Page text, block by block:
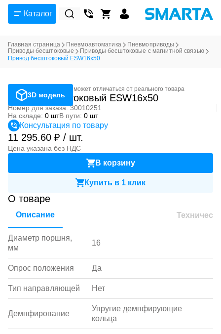
Каталог
Главная страница Пневмоавтоматика
Пневмоприводы
Приводы бесштоковые
Приводы бесштоковые с магнитной связью
Привод бесштоковый ESW16x50
3D модель
Фотография может отличаться от реального товара
Привод бесштоковый ESW16x50
Номер для заказа: 30010251
На складе: 0 штВ пути: 0 шт
Консультация по товару
11 295.60 ₽ / шт.
Цена указана без НДС
В корзину
Купить в 1 клик
О товаре
Описание
Диаметр поршня,
мм
16
Опрос положения Да
Тип направляющей Нет
Демпфирование
Упругие демпфирующие
кольца